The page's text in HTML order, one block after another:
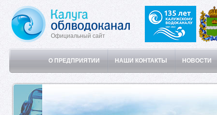
Официальный сайт
О ПРЕДПРИЯТИИ НАШИ КОНТАКТЫ НОВОСТИ